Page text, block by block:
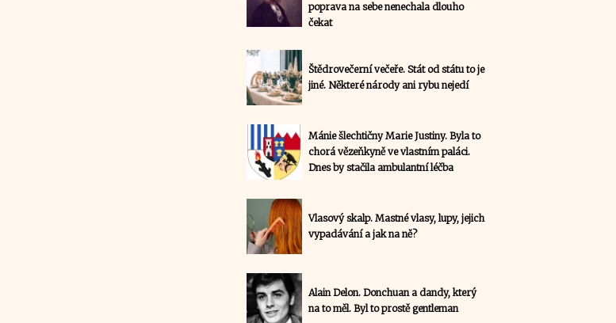
poprava na sebe nenechala dlouho
čekat
Štědrovečerní večeře. Stát od státu to je
jiné. Některé národy ani rybu nejedí
Mánie šlechtičny Marie Justiny. Byla to
chorá vězeňkyně ve vlastním paláci.
Dnes by stačila ambulantní léčba
Vlasový skalp. Mastné vlasy, lupy, jejich
vypadávání a jak na ně?
Alain Delon. Donchuan a dandy, který
na to měl. Byl to prostě gentleman